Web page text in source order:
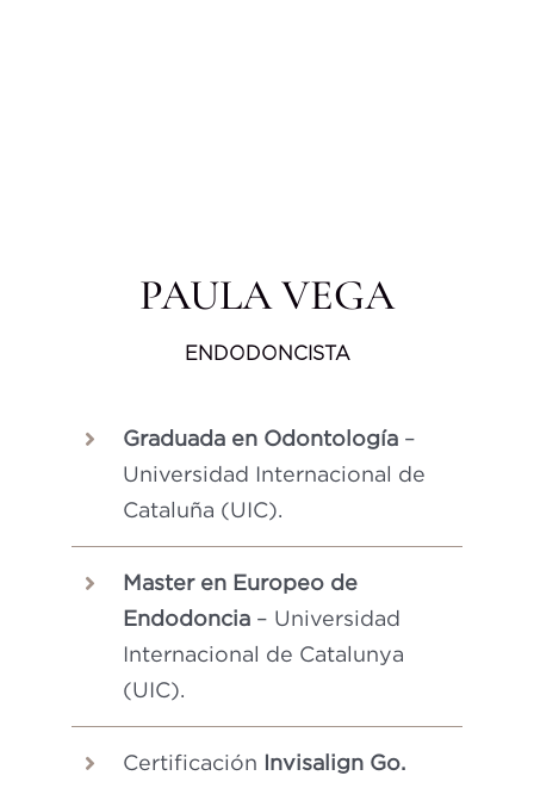
PAULA VEGA
ENDODONCISTA
Graduada en Odontología –
Universidad Internacional de
Cataluña (UIC).
Master en Europeo de
Endodoncia – Universidad
Internacional de Catalunya
(UIC).
Certificación Invisalign Go.